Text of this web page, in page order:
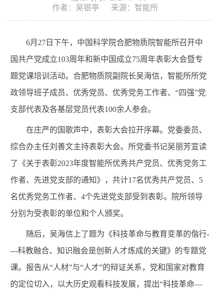
作者： 吴银亭 来源： 智能所
6月 27 日 下午， 中国科学院合肥物质院智能所召开中
国共产党成立103周年和新中国成立75周年表彰大会暨专
题党课培训活动。 合肥物质院副院长吴海信，智能所所党
政领导班子成员、优秀党员、优秀党务工作者、“四强”党
支部代表及各基层党员代表100余人参会。
在庄严的国歌声中，表彰大会拉开序幕。党委委员、
综合办主任刘善文主持表彰大会。 所党委书记吴丽芳宣读
了《关于表彰2023年度智能所优秀共产党员、优秀党务工
作者、 先进党支部的通知》，共计17名优秀共产党员、 5
名优秀党务工作者、 4个先进党支部受到表彰。院所领导
分别为受表彰的单位和个人颁奖。
随后，吴海信上了题为《科技革命与教育变革的偕行-
---科教融合、知识融会是创新人才炼成的关键》的专题党
课。 报告从“人材”与“人才”的辩证关系，党和国家对教育
的定位切入，以大历史观看科技发展， 提出“科技革命—